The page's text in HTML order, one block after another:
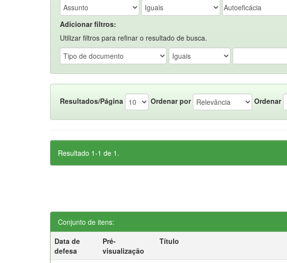
Adicionar filtros:
Utilizar filtros para refinar o resultado de busca.
Resultados/Página Ordenar por Ordenar
Resultado 1-1 de 1.
Conjunto de itens:
Data de
defesa
Pré-
visualização
Título